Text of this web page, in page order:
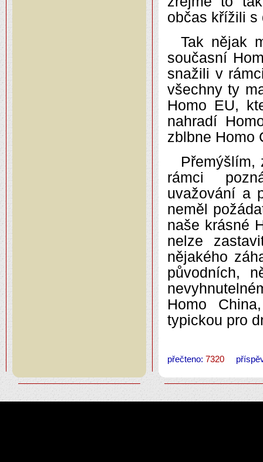
občas křížili
Tak nějak
současní
snažili v
všechny ty
Homo EU,
nahradí
zblbne Homo
rámci
uvažování a
neměl
naše krásné
nelze
nějakého
původních,
Homo
typickou pro
přečteno: 7320